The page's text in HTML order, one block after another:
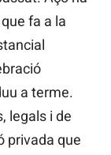
fa a la
a terme.
legals i de
privada que